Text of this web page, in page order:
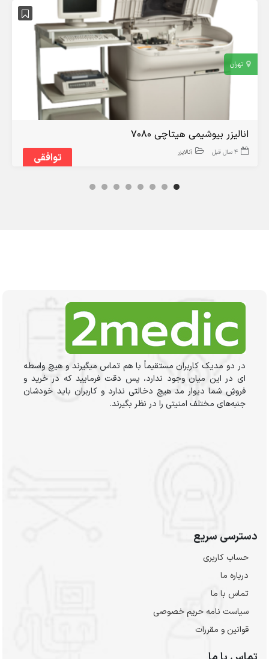
تهران
توافقی
انالیزر بیوشیمی هیتاچی 7080
4 سال قبل آنالایزر
در دو مدیک کاربران مستقیماً با هم تماس میگیرند و هیچ واسطه
ای در این میان وجود ندارد، پس دقت فرمایید که در خرید و
فروشِ شما دیوار مد هیچ دخالتی ندارد و کاربران باید خودشان
جنبه‌های مختلف امنیتی را در نظر بگیرند.
دسترسی سریع
حساب کاربری
درباره ما
تماس با ما
سیاست نامه حریم خصوصی
قوانین و مقررات